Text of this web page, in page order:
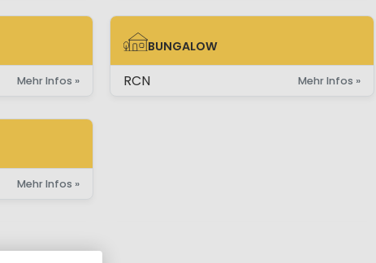
Mehr Infos »
Mehr Infos »
BUNGALOW
BUNGALOW
RCN Mehr Infos »